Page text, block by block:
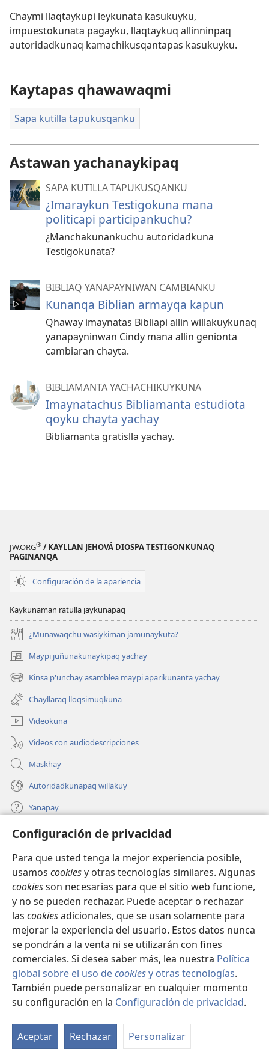
Configuración de privacidad
Para que usted tenga la mejor experiencia posible,
usamos cookiesy otras tecnologías similares. Algunas
cookiesson necesarias para que el sitio web funcione,
y no se pueden rechazar. Puede aceptar o rechazar
las cookiesadicionales, que se usan solamente para
mejorar la experiencia del usuario. Estos datos nunca
se pondrán a la venta ni se utilizarán con fines
comerciales. Si desea saber más, lea nuestra Política
global sobre el uso decookiesy otras tecnologías.
También puede personalizar en cualquier momento
su configuración en la Configuración de privacidad.
Aceptar Rechazar Personalizar
Chaymi llaqtaykupi leykunata kasukuyku,
impuestokunata pagayku, llaqtaykuq allinninpaq
autoridadkunaq kamachikusqantapas kasukuyku.
Kaytapas qhawawaqmi
Sapa kutilla tapukusqanku
Astawan yachanaykipaq
SAPA KUTILLA TAPUKUSQANKU
¿Imaraykun Testigokuna mana
politicapi participankuchu?
¿Manchakunankuchu autoridadkuna
Testigokunata?
BIBLIAQ YANAPAYNIWAN CAMBIANKU
Kunanqa Biblian armayqa kapun
Qhaway imaynatas Bibliapi allin willakuykunaq
yanapayninwan Cindy mana allin genionta
cambiaran chayta.
BIBLIAMANTA YACHACHIKUYKUNA
Imaynatachus Bibliamanta estudiota
qoyku chayta yachay
Bibliamanta gratislla yachay.
JW.ORG® / KAYLLAN JEHOVÁ DIOSPA TESTIGONKUNAQ
PAGINANQA
Configuración de la apariencia
Kaykunaman ratulla jaykunapaq
¿Munawaqchu wasiykiman jamunaykuta?
Maypi juñunakunaykipaq yachay
(abre
una
nueva
ventana)
Kinsa p'unchay asamblea maypi aparikunanta yachay
(abre
una
nueva
ventana)
Chayllaraq lloqsimuqkuna
Videokuna
Videos con audiodescripciones
Maskhay
Autoridadkunapaq willakuy
Yanapay
Donacionta churanapaq
una
ventana)
INTERNETPI QELQANCHISKUNA Watchtower™
(abre
una
nueva
ventana)
JW Hub
(abre
una
nueva
ventana)
JW Library ®
Copyright© 2026 Watch Tower Bible and Tract Society of Pennsylvania.
IMATAN RUWAWAQ IMATAN MANA|DATOSKUNATA
WAQAYCHASQAYKUMANTA
CONFIGURACIÓN DE PRIVACIDAD